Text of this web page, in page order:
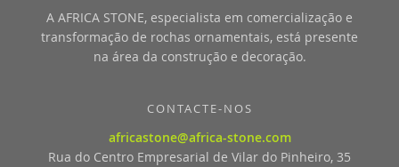
A AFRICA STONE, especialista em comercialização e
transformação de rochas ornamentais, está presente
na área da construção e decoração.
CONTACTE-NOS
africastone@africa-stone.com
Rua do Centro Empresarial de Vilar do Pinheiro, 35